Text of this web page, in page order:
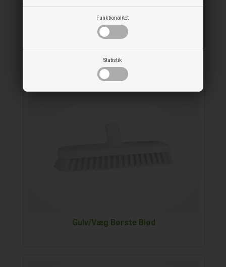
Funktionalitet
Statistik
V-Moppe fremfører medium med gevind
Gulv/Væg Børste Blød